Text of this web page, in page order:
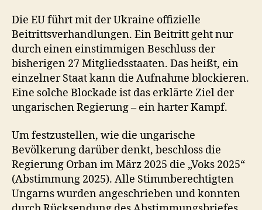
Die EU führt mit der Ukraine offizielle
Beitrittsverhandlungen. Ein Beitritt geht nur
durch einen einstimmigen Beschluss der
bisherigen 27 Mitgliedsstaaten. Das heißt, ein
einzelner Staat kann die Aufnahme blockieren.
Eine solche Blockade ist das erklärte Ziel der
ungarischen Regierung – ein harter Kampf.
Um festzustellen, wie die ungarische
Bevölkerung darüber denkt, beschloss die
Regierung Orban im März 2025 die „Voks 2025“
(Abstimmung 2025). Alle Stimmberechtigten
Ungarns wurden angeschrieben und konnten